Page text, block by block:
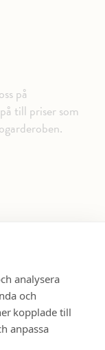
analysera
och
kopplade till
anpassa
på
till priser som